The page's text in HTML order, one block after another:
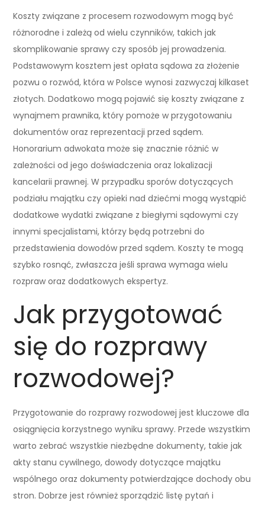
Koszty związane z procesem rozwodowym mogą być
różnorodne i zależą od wielu czynników, takich jak
skomplikowanie sprawy czy sposób jej prowadzenia.
Podstawowym kosztem jest opłata sądowa za złożenie
pozwu o rozwód, która w Polsce wynosi zazwyczaj kilkaset
złotych. Dodatkowo mogą pojawić się koszty związane z
wynajmem prawnika, który pomoże w przygotowaniu
dokumentów oraz reprezentacji przed sądem.
Honorarium adwokata może się znacznie różnić w
zależności od jego doświadczenia oraz lokalizacji
kancelarii prawnej. W przypadku sporów dotyczących
podziału majątku czy opieki nad dziećmi mogą wystąpić
dodatkowe wydatki związane z biegłymi sądowymi czy
innymi specjalistami, którzy będą potrzebni do
przedstawienia dowodów przed sądem. Koszty te mogą
szybko rosnąć, zwłaszcza jeśli sprawa wymaga wielu
rozpraw oraz dodatkowych ekspertyz.
Jak przygotować
się do rozprawy
rozwodowej?
Przygotowanie do rozprawy rozwodowej jest kluczowe dla
osiągnięcia korzystnego wyniku sprawy. Przede wszystkim
warto zebrać wszystkie niezbędne dokumenty, takie jak
akty stanu cywilnego, dowody dotyczące majątku
wspólnego oraz dokumenty potwierdzające dochody obu
stron. Dobrze jest również sporządzić listę pytań i